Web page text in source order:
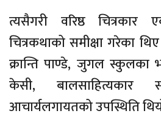
त्यसैगरी वरिष्ठ
चित्रकथाको समीक्षा गरेका
क्रान्ति पाण्डे, जुगल स्कुलका
केसी, बालसाहित्यकार
आचार्यलगायतको उपस्थिति